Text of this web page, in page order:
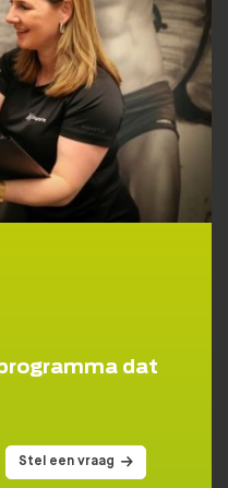
dat
Stel een vraag